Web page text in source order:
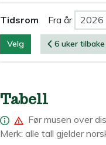
Tidsrom Fra år
Velg 6 uker tilbake
Tabell
Før musen over
Merk: alle tall gjelder